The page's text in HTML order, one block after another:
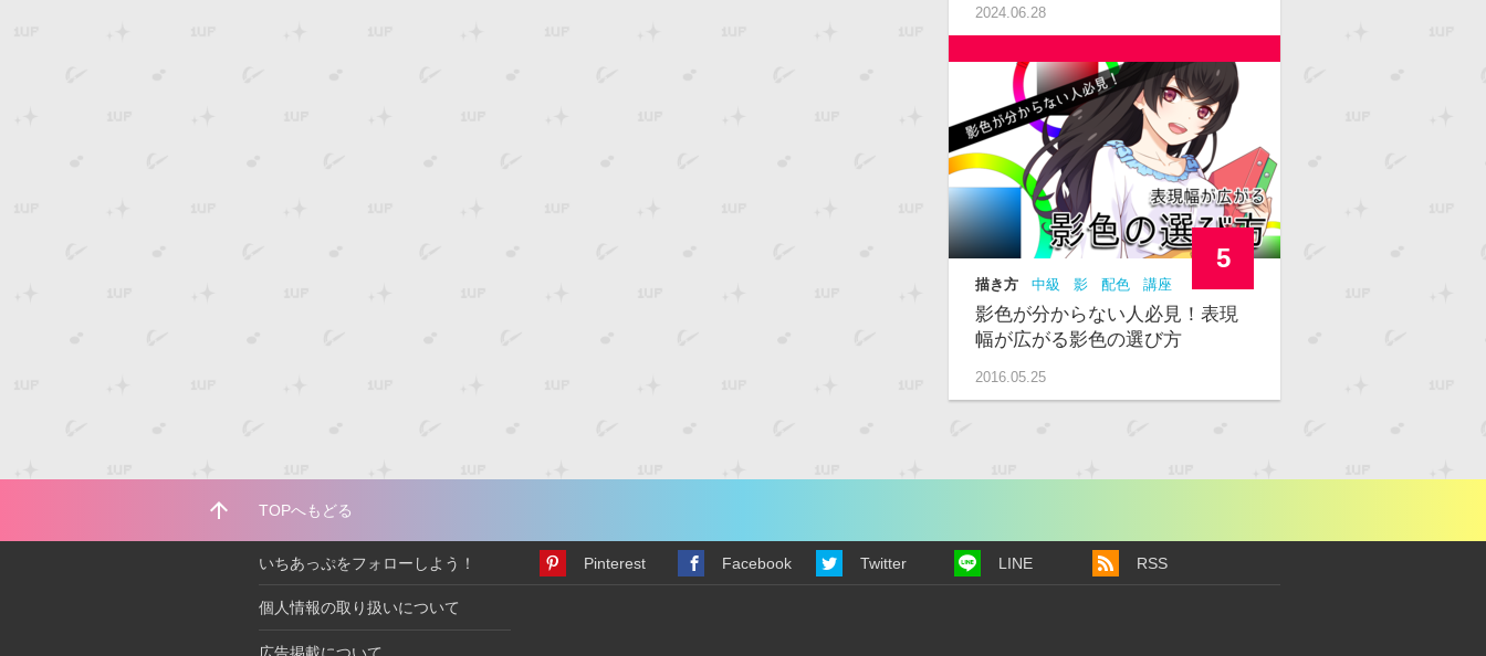
2024.06.28
描き方 中級 影 配色 講座
影色が分からない人必見！表現
幅が広がる影色の選び方
2016.05.25
5
arrow_upward TOPへもどる
いちあっぷをフォローしよう！ Pinterest Facebook Twitter LINE RSS
個人情報の取り扱いについて